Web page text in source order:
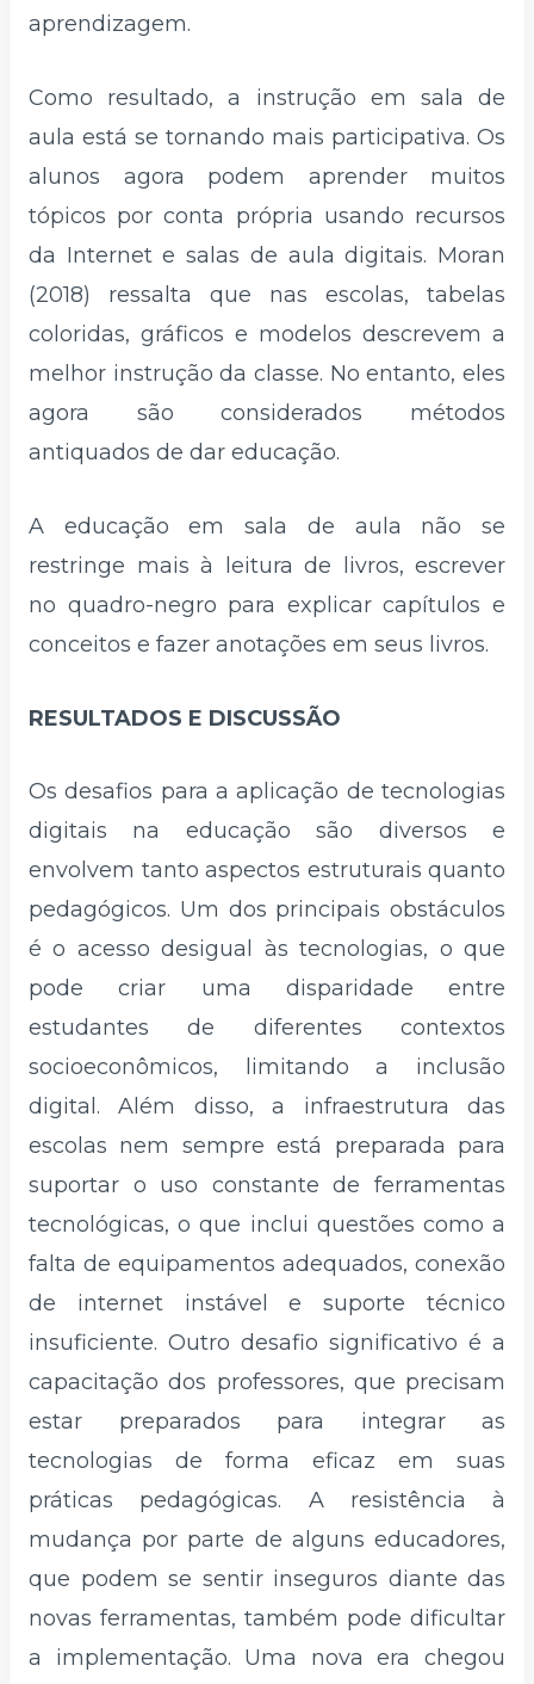
aprendizagem.
Como resultado, a instrução em sala de
aula está se tornando mais participativa. Os
alunos agora podem aprender muitos
tópicos por conta própria usando recursos
da Internet e salas de aula digitais. Moran
(2018) ressalta que nas escolas, tabelas
coloridas, gráficos e modelos descrevem a
melhor instrução da classe. No entanto, eles
agora são considerados métodos
antiquados de dar educação.
A educação em sala de aula não se
restringe mais à leitura de livros, escrever
no quadro-negro para explicar capítulos e
conceitos e fazer anotações em seus livros.
RESULTADOS E DISCUSSÃO
Os desafios para a aplicação de tecnologias
digitais na educação são diversos e
envolvem tanto aspectos estruturais quanto
pedagógicos. Um dos principais obstáculos
é o acesso desigual às tecnologias, o que
pode criar uma disparidade entre
estudantes de diferentes contextos
socioeconômicos, limitando a inclusão
digital. Além disso, a infraestrutura das
escolas nem sempre está preparada para
suportar o uso constante de ferramentas
tecnológicas, o que inclui questões como a
falta de equipamentos adequados, conexão
de internet instável e suporte técnico
insuficiente. Outro desafio significativo é a
capacitação dos professores, que precisam
estar preparados para integrar as
tecnologias de forma eficaz em suas
práticas pedagógicas. A resistência à
mudança por parte de alguns educadores,
que podem se sentir inseguros diante das
novas ferramentas, também pode dificultar
a implementação. Uma nova era chegou